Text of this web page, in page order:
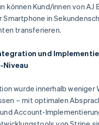
können Kund/innen von AJ
Smartphone in
transferieren.
und
Niveau
wurde innerhalb weniger
– mit optimalen
Account-